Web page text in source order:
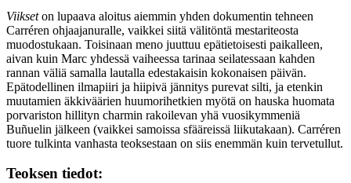
Viikseton lupaava aloitus aiemmin yhden dokumentin tehneen
Carréren ohjaajanuralle, vaikkei siitä välitöntä mestariteosta
muodostukaan. Toisinaan meno juuttuu epätietoisesti paikalleen,
aivan kuin Marc yhdessä vaiheessa tarinaa seilatessaan kahden
rannan väliä samalla lautalla edestakaisin kokonaisen päivän.
Epätodellinen ilmapiiri ja hiipivä jännitys purevat silti, ja etenkin
muutamien äkkiväärien huumorihetkien myötä on hauska huomata
porvariston hillityn charmin rakoilevan yhä vuosikymmeniä
Buñuelin jälkeen (vaikkei samoissa sfääreissä liikutakaan). Carréren
tuore tulkinta vanhasta teoksestaan on siis enemmän kuin tervetullut.
Teoksen tiedot: